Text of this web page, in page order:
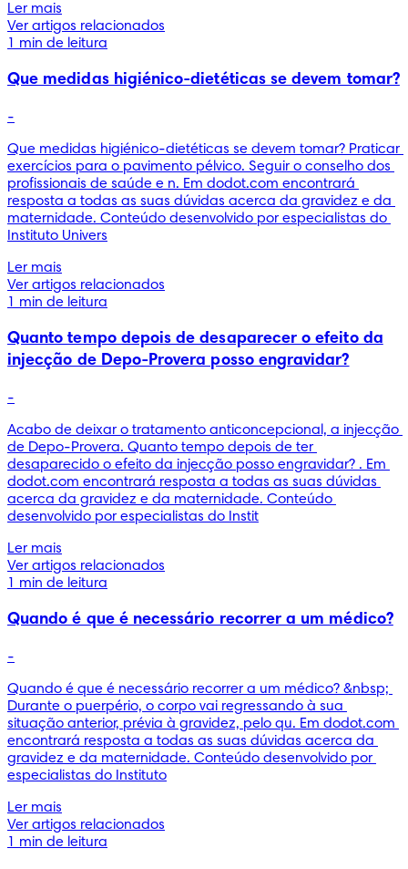
Ler mais
Ver artigos relacionados
1 min de leitura
Que medidas higiénico-dietéticas se devem tomar?
-
Que medidas higiénico-dietéticas se devem tomar? Praticar
exercícios para o pavimento pélvico. Seguir o conselho dos
profissionais de saúde e n. Em dodot.com encontrará
resposta a todas as suas dúvidas acerca da gravidez e da
maternidade. Conteúdo desenvolvido por especialistas do
Instituto Univers
Ler mais
Ver artigos relacionados
1 min de leitura
Quanto tempo depois de desaparecer o efeito da
injecção de Depo-Provera posso engravidar?
-
Acabo de deixar o tratamento anticoncepcional, a injecção
de Depo-Provera. Quanto tempo depois de ter
desaparecido o efeito da injecção posso engravidar? . Em
dodot.com encontrará resposta a todas as suas dúvidas
acerca da gravidez e da maternidade. Conteúdo
desenvolvido por especialistas do Instit
Ler mais
Ver artigos relacionados
1 min de leitura
Quando é que é necessário recorrer a um médico?
-
Quando é que é necessário recorrer a um médico? &nbsp;
Durante o puerpério, o corpo vai regressando à sua
situação anterior, prévia à gravidez, pelo qu. Em dodot.com
encontrará resposta a todas as suas dúvidas acerca da
gravidez e da maternidade. Conteúdo desenvolvido por
especialistas do Instituto
Ler mais
Ver artigos relacionados
1 min de leitura